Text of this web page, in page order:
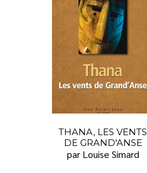
THANA, LES VENTS
DE GRAND'ANSE
par Louise Simard